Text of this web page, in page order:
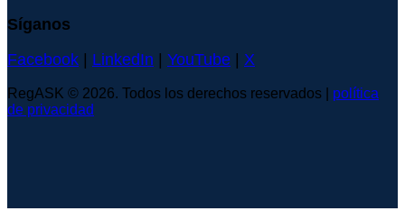
Síganos
Facebook | LinkedIn | YouTube | X
RegASK © 2026. Todos los derechos reservados | política
de privacidad